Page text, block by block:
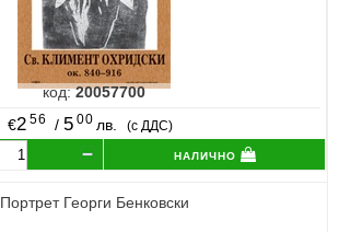
код:20057700
€2 56 / 5 00 лв. (с ДДС)
налично
Портрет Георги Бенковски